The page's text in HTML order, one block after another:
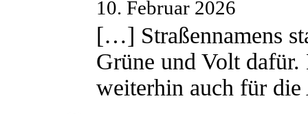
10. Februar 2026
[…] Straßennamens
Grüne und Volt
weiterhin auch für